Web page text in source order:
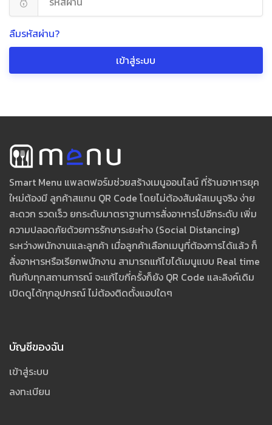
ลืมรหัสผ่าน?
เข้าสู่ระบบ
Smart Menu แพลตฟอร์มช่วยสร้างเมนูออนไลน์ ที่ร้านอาหารยุค
ใหม่ต้องมี ลูกค้าสแกน QR Code โดยไม่ต้องสัมผัสเมนูจริง ง่าย
สะดวก รวดเร็ว ยกระดับมาตราฐานการสั่งอาหารไปอีกระดับ เพิ่ม
ความปลอดภัยด้วยการรักษาระยะห่าง (Social Distancing)
ระหว่างพนักงานและลูกค้า เมื่อลูกค้าเลือกเมนูที่ต้องการได้แล้ว ก็
สั่งอาหารหรือเรียกพนักงาน สามารถแก้ไขได้เมนูแบบ Real time
ทันกับทุกสถานการณ์ จะแก้ไขกี่ครั้งก็ยัง QR Code และลิงค์เดิม
เปิดดูได้ทุกอุปกรณ์ ไม่ต้องติดตั้งแอปใดๆ
บัญชีของฉัน
เข้าสู่ระบบ
ลงทะเบียน